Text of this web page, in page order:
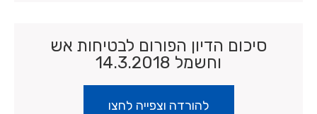
סיכום הדיון הפורום לבטיחות אש
וחשמל 14.3.2018
להורדה וצפייה לחצו